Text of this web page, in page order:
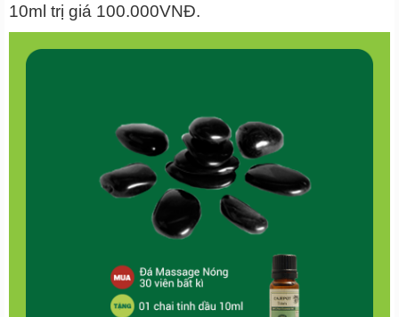
10ml trị giá 100.000VNĐ.